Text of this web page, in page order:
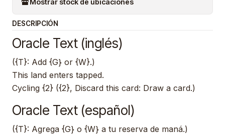
Mostrar stock de ubicaciones
DESCRIPCIÓN
Oracle Text (inglés)
({T}: Add {G} or {W}.)
This land enters tapped.
Cycling {2} ({2}, Discard this card: Draw a card.)
Oracle Text (español)
({T}: Agrega {G} o {W} a tu reserva de maná.)